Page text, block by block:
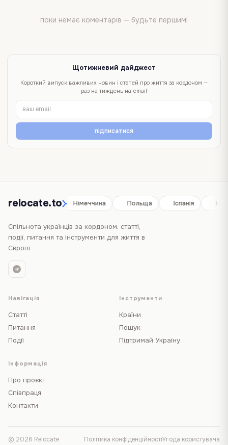
поки немає коментарів — будьте першим!
Щотижневий дайджест
Короткий випуск важливих новин і статей про життя за кордоном —
раз на тиждень на email
підписатися
relocate.to
Іспанія Німеччина Польща Іспанія
Спільнота українців за кордоном: статті,
події, питання та інструменти для життя в
Європі.
Навігація
Статті
Питання
Події
Інструменти
Країни
Пошук
Підтримай Україну
Інформація
Про проєкт
Співпраця
Контакти
© 2026 Relocate Політика конфіденційностіУгода користувача